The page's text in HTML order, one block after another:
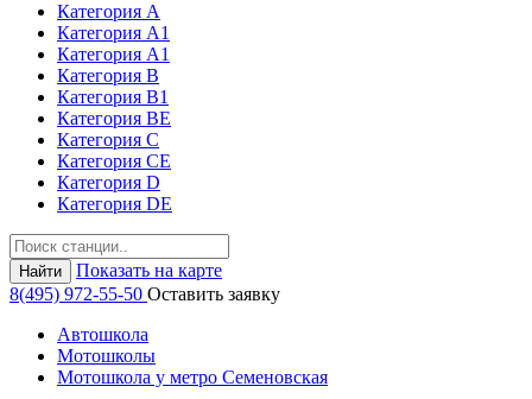
Категория А
Категория А1
Категория А1
Категория В
Категория В1
Категория BE
Категория С
Категория СЕ
Категория D
Категория DE
Найти
Показать на карте
8(495) 972-55-50 Оставить заявку
Автошкола
Мотошколы
Мотошкола у метро Семеновская